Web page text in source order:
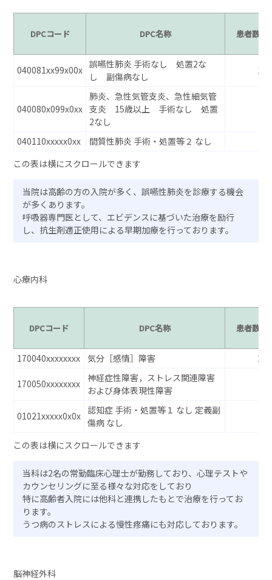
DPCコード DPC名称 患者数
040081xx99x00x 誤嚥性肺炎 手術なし 処置2な
し 副傷病なし
13
040080x099x0xx
肺炎、急性気管支炎、急性細気管
支炎 15歳以上 手術なし 処置
2なし
040110xxxxx0xx 間質性肺炎 手術・処置等２ なし
当院は高齢の方の入院が多く、誤嚥性肺炎を診療する機会
が多くあります。
呼吸器専門医として、エビデンスに基づいた治療を励行
し、抗生剤適正使用による早期加療を行っております。
心療内科
DPCコード DPC名称 患者数
170040xxxxxxxx 気分［感情］障害 24
170050xxxxxxxx
神経症性障害，ストレス関連障害
および身体表現性障害
01021xxxxx0x0x 認知症 手術・処置等１ なし 定義副
傷病 なし
当科は2名の常勤臨床心理士が勤務しており、心理テストや
カウンセリングに至る様々な対応をしており
特に高齢者入院には他科と連携したもとで治療を行ってお
ります。
うつ病のストレスによる慢性疼痛にも対応しております。
脳神経外科